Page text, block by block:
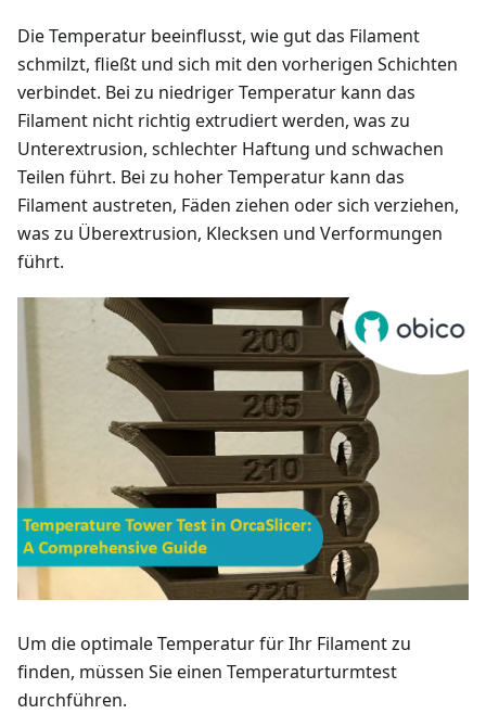
Die Temperatur beeinflusst, wie gut das Filament
schmilzt, fließt und sich mit den vorherigen Schichten
verbindet. Bei zu niedriger Temperatur kann das
Filament nicht richtig extrudiert werden, was zu
Unterextrusion, schlechter Haftung und schwachen
Teilen führt. Bei zu hoher Temperatur kann das
Filament austreten, Fäden ziehen oder sich verziehen,
was zu Überextrusion, Klecksen und Verformungen
führt.
Um die optimale Temperatur für Ihr Filament zu
finden, müssen Sie einen Temperaturturmtest
durchführen.